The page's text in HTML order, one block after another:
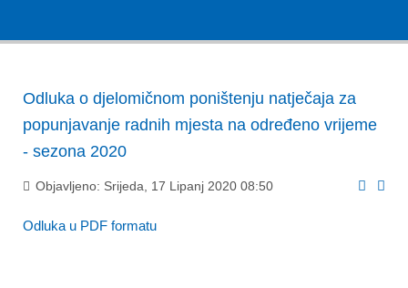
Odluka o djelomičnom poništenju natječaja za
popunjavanje radnih mjesta na određeno vrijeme
- sezona 2020
Objavljeno: Srijeda, 17 Lipanj 2020 08:50
Odluka u PDF formatu